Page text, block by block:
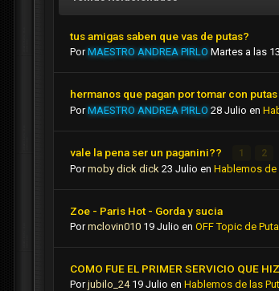
tus amigas saben que vas de putas?
PorMAESTRO ANDREA PIRLO Martes a las
hermanos que pagan por tomar con putas
PorMAESTRO ANDREA PIRLO 28 Julio en
vale la pena ser un paganini?? 1 2
Pormoby dick dick 23 Julio en Hablemos de
Zoe - Paris Hot - Gorda y sucia
Pormclovin010 19 Julio en OFF Topic de
COMO FUE EL PRIMER SERVICIO QUE
Porjubilo_24 19 Julio en Hablemos de las